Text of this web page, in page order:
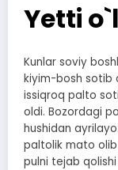
Yetti
Kunlar soviy
kiyim-bosh sotib
issiqroq palto
oldi. Bozordagi
hushidan
paltolik mato
pulni tejab